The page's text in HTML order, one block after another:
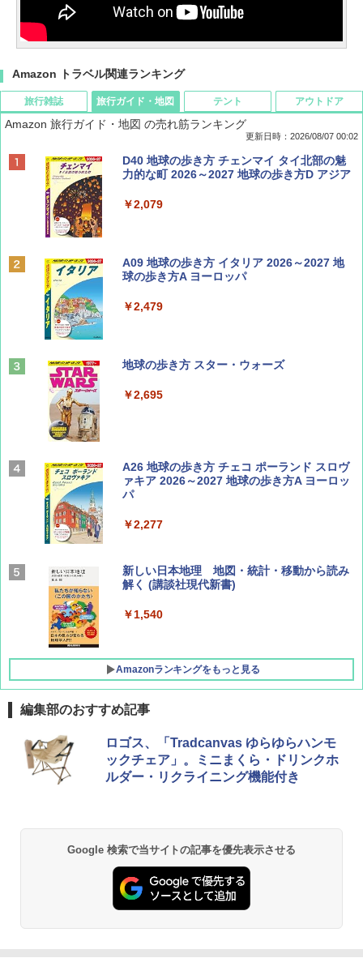
Amazon トラベル関連ランキング
旅行雑誌
ディズニーファン ２０２６年 ９月号 [雑
誌] (ＤＩＳＮＥＹ ＦＡＮ)
￥713
BE-PAL(ビ-パル) 2026年 9 月号【特別付録:
SOTO ミニマル"旅"財布 ランダム2種】
￥1,500
山と溪谷 2026年8月号「南アルプス大全」
￥1,540
Coyote No.89 特集 星野道夫 夢見る旅
￥1,540
AIRLINE（エアライン）2026年9月号【特
集】ボーイング110周年を祝して！
￥1,760
旅行ガイド・地図
Amazon 旅行ガイド・地図 の売れ筋ランキング
更新日時：2026/08/07 00:02
D40 地球の歩き方 チェンマイ タイ北部の魅
力的な町 2026～2027 地球の歩き方D アジア
￥2,079
A09 地球の歩き方 イタリア 2026～2027 地
球の歩き方A ヨーロッパ
￥2,479
地球の歩き方 スター・ウォーズ
￥2,695
A26 地球の歩き方 チェコ ポーランド スロヴ
ァキア 2026～2027 地球の歩き方A ヨーロッ
パ
￥2,277
新しい日本地理 地図・統計・移動から読み
解く (講談社現代新書)
￥1,540
Amazonランキングをもっと見る
テント
[キャンパーズコレクション 山善] ポップアッ
プテント 傘みたいに広げて畳める パッとサ
ッとサンシェード キューブ フルクローズ メ
ッシュ 簡単設置 ワンタッチテント キャンプ
PYKES PEAK (パイクスピーク) 着替えテン
ト プライバシー テント 【中が透けない】 1
人用 折りたたみ 防災グッズ 災害用トイレ ビ
ーチ ピクニック ポップアップテント 携帯 簡
アウトドア
BUNDOK(バンドック)ソロ ドーム 1 EX BDK
-08EX カーキ ソロキャンプ ポリエステル フ
レーム テント
026リニューアル 急速冷凍 空間倍増 衛生的
コンパクト 保冷力長持ち
￥2,980
編集部のおすすめ記事
ロゴス、「Tradcanvas ゆらゆらハンモ
ックチェア」。ミニまくら・ドリンクホ
ルダー・リクライニング機能付き
Google 検索で当サイトの記事を優先表示させる